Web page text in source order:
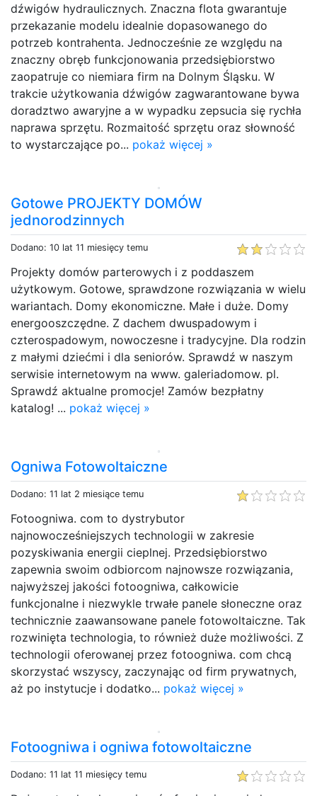
dźwigów hydraulicznych. Znaczna flota gwarantuje
przekazanie modelu idealnie dopasowanego do
potrzeb kontrahenta. Jednocześnie ze względu na
znaczny obręb funkcjonowania przedsiębiorstwo
zaopatruje co niemiara firm na Dolnym Śląsku. W
trakcie użytkowania dźwigów zagwarantowane bywa
doradztwo awaryjne a w wypadku zepsucia się rychła
naprawa sprzętu. Rozmaitość sprzętu oraz słowność
to wystarczające po... pokaż więcej »
Gotowe PROJEKTY DOMÓW
jednorodzinnych
Dodano: 10 lat 11 miesięcy temu
Projekty domów parterowych i z poddaszem
użytkowym. Gotowe, sprawdzone rozwiązania w wielu
wariantach. Domy ekonomiczne. Małe i duże. Domy
energooszczędne. Z dachem dwuspadowym i
czterospadowym, nowoczesne i tradycyjne. Dla rodzin
z małymi dziećmi i dla seniorów. Sprawdź w naszym
serwisie internetowym na www. galeriadomow. pl.
Sprawdź aktualne promocje! Zamów bezpłatny
katalog! ... pokaż więcej »
Ogniwa Fotowoltaiczne
Dodano: 11 lat 2 miesiące temu
Fotoogniwa. com to dystrybutor
najnowocześniejszych technologii w zakresie
pozyskiwania energii cieplnej. Przedsiębiorstwo
zapewnia swoim odbiorcom najnowsze rozwiązania,
najwyższej jakości fotoogniwa, całkowicie
funkcjonalne i niezwykle trwałe panele słoneczne oraz
technicznie zaawansowane panele fotowoltaiczne. Tak
rozwinięta technologia, to również duże możliwości. Z
technologii oferowanej przez fotoogniwa. com chcą
skorzystać wszyscy, zaczynając od firm prywatnych,
aż po instytucje i dodatko... pokaż więcej »
Fotoogniwa i ogniwa fotowoltaiczne
Dodano: 11 lat 11 miesięcy temu